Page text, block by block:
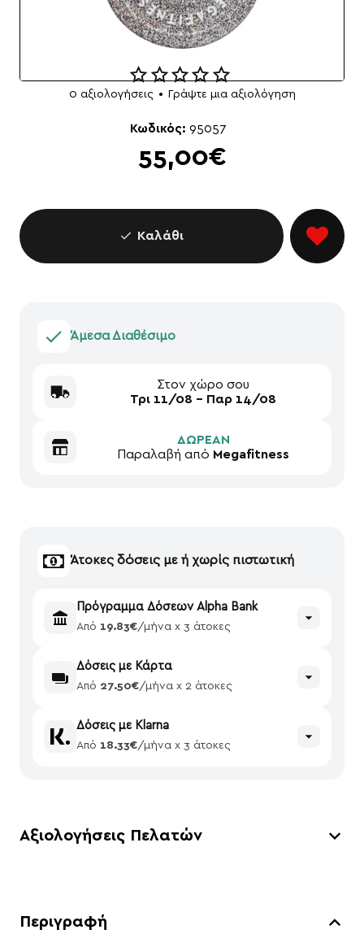
0 αξιολογήσεις • Γράψτε μια αξιολόγηση
55,00€
Κωδικός: 95057
Καλάθι
Άμεσα Διαθέσιμο
Στον χώρο σου
Τρι 11/08 - Παρ 14/08
ΔΩΡΕΑΝ
Παραλαβή από Megafitness
Άτοκες δόσεις με ή χωρίς πιστωτική
Πρόγραμμα Δόσεων Alpha Bank
Από 19.83€/μήνα x 3 άτοκες
Δόσεις με Κάρτα
Από 27.50€/μήνα x 2 άτοκες
Δόσεις με Klarna
Από 18.33€/μήνα x 3 άτοκες
Αξιολογήσεις Πελατών
Περιγραφή